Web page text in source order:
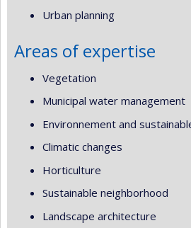
Urban planning
Areas of expertise
Vegetation
Municipal water management
Environnement and
Climatic changes
Horticulture
Sustainable neighborhood
Landscape architecture